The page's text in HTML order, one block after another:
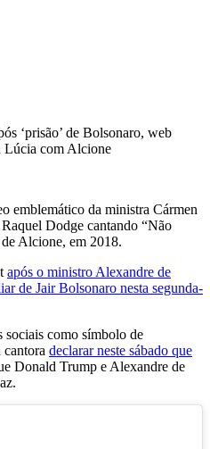
emblemático da ministra Cármen
Dodge cantando “Não
Alcione, em 2018.
após o ministro Alexandre de
de Jair Bolsonaro nesta segunda-
sociais como símbolo de
cantora declarar neste sábado que
Donald Trump e Alexandre de